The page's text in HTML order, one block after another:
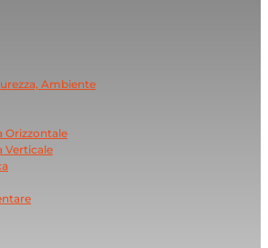
Ambiente
Orizzontale
Verticale